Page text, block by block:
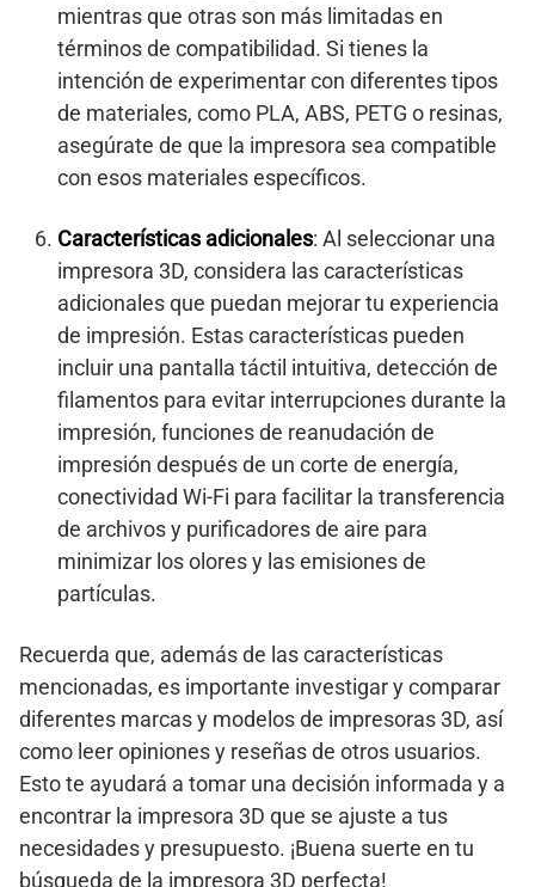
mientras que otras son más limitadas en
términos de compatibilidad. Si tienes la
intención de experimentar con diferentes tipos
de materiales, como PLA, ABS, PETG o resinas,
asegúrate de que la impresora sea compatible
con esos materiales específicos.
Características adicionales: Al seleccionar una
impresora 3D, considera las características
adicionales que puedan mejorar tu experiencia
de impresión. Estas características pueden
incluir una pantalla táctil intuitiva, detección de
filamentos para evitar interrupciones durante la
impresión, funciones de reanudación de
impresión después de un corte de energía,
conectividad Wi-Fi para facilitar la transferencia
de archivos y purificadores de aire para
minimizar los olores y las emisiones de
partículas.
Recuerda que, además de las características
mencionadas, es importante investigar y comparar
diferentes marcas y modelos de impresoras 3D, así
como leer opiniones y reseñas de otros usuarios.
Esto te ayudará a tomar una decisión informada y a
encontrar la impresora 3D que se ajuste a tus
necesidades y presupuesto. ¡Buena suerte en tu
búsqueda de la impresora 3D perfecta!